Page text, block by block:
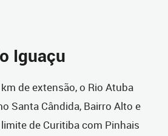
Iguaçu
de extensão, o Rio Atuba
Santa Cândida, Bairro Alto e
de Curitiba com Pinhais